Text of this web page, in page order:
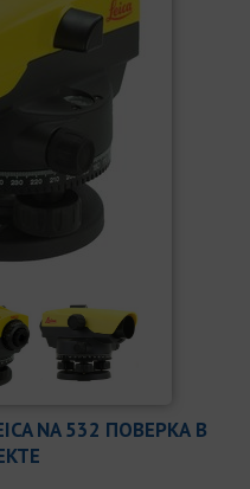
NA 532 ПОВЕРКА В